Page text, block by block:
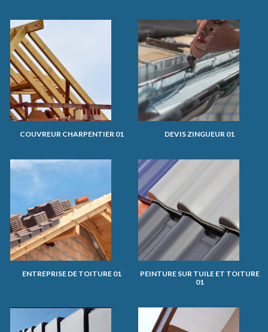
COUVREUR CHARPENTIER 01 DEVIS ZINGUEUR 01
ENTREPRISE DE TOITURE 01
PEINTURE SUR TUILE ET TOITURE
01